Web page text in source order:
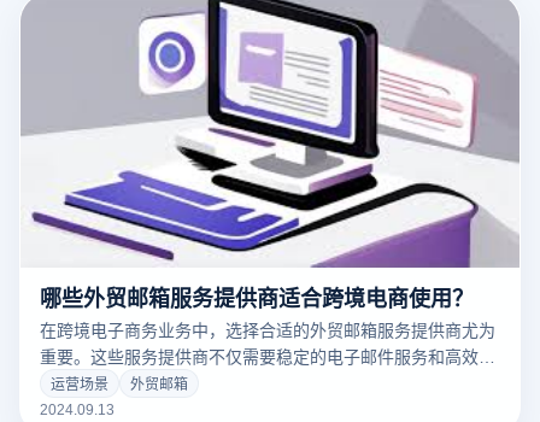
以下是一些推荐的外贸电子邮件服务，在大量电子邮件营销方
哪些外贸邮箱服务提供商适合跨境电商使用？
在跨境电子商务业务中，选择合适的外贸邮箱服务提供商尤为
重要。这些服务提供商不仅需要稳定的电子邮件服务和高效的
通信功能，还需要支持多种语言和国际运营，以满足全球客户
的需求。以下是一些非常适合跨境电子商务的外贸电子邮件服
运营场景
外贸邮箱
2024.09.13